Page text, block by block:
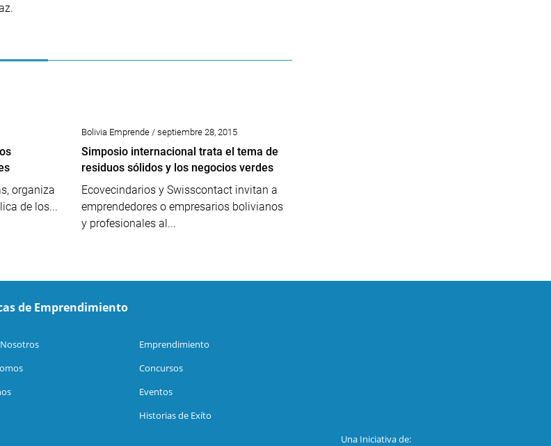
organiza
de los...
Bolivia Emprende / septiembre 28, 2015
Simposio internacional trata el tema de
residuos sólidos y los negocios verdes
Ecovecindarios y Swisscontact invitan a
emprendedores o empresarios bolivianos
y profesionales al...
de Emprendimiento
Emprendimiento
Concursos
Eventos
Historias de Exíto
Una Iniciativa de: